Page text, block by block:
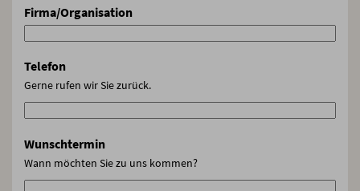
Firma/Organisation
Telefon
Gerne rufen wir Sie zurück.
Wunschtermin
Wann möchten Sie zu uns kommen?